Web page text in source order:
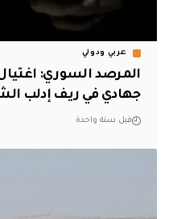
عربي ودولي
المرصد السوري:
جهادي في ريف إدلب
قبل سنة واحدة